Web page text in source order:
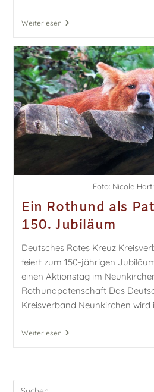
Weiterlesen
Foto: Nicole
Ein Rothund als
150. Jubiläum
Deutsches Rotes Kreuz
feiert zum 150-jährigen
einen Aktionstag im
Rothundpatenschaft Das
Kreisverband Neunkirchen wird
Weiterlesen